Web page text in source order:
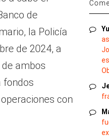
de
la Policía
de 2024, a
ambos
fondos
con